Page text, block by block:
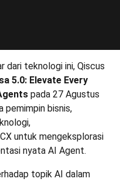
dari teknologi ini, Qiscus
5.0: Elevate Every
pada 27 Agustus
pemimpin bisnis,
untuk mengeksplorasi
nyata AI Agent.
topik AI dalam